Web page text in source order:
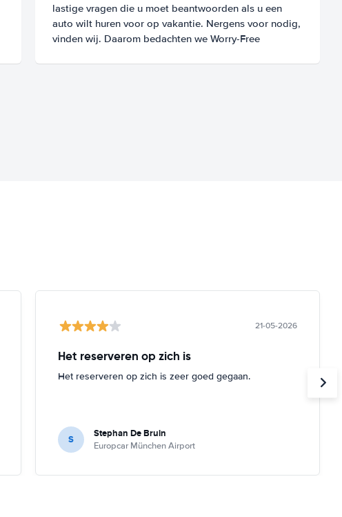
lastige vragen die u moet beantwoorden als u een
auto wilt huren voor op vakantie. Nergens voor nodig,
vinden wij. Daarom bedachten we Worry-Free
21-05-2026
Het reserveren op zich is
Het reserveren op zich is zeer goed gegaan.
S Stephan De Bruin
Europcar München Airport